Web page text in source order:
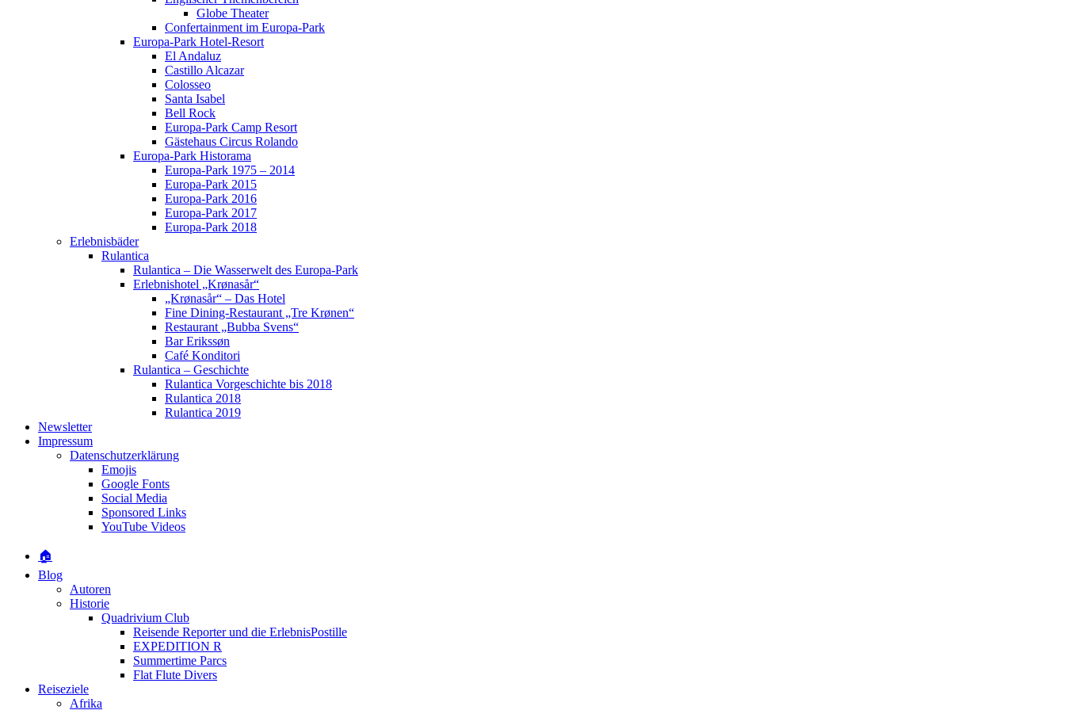
Globe Theater
Confertainment im Europa-Park
Europa-Park Hotel-Resort
El Andaluz
Castillo Alcazar
Colosseo
Santa Isabel
Bell Rock
Europa-Park Camp Resort
Gästehaus Circus Rolando
Europa-Park Historama
Europa-Park 1975 – 2014
Europa-Park 2015
Europa-Park 2016
Europa-Park 2017
Europa-Park 2018
Erlebnisbäder
Rulantica
Rulantica – Die Wasserwelt des Europa-Park
Erlebnishotel „Krønasår“
„Krønasår“ – Das Hotel
Fine Dining-Restaurant „Tre Krønen“
Restaurant „Bubba Svens“
Bar Erikssøn
Café Konditori
Rulantica – Geschichte
Rulantica Vorgeschichte bis 2018
Rulantica 2018
Rulantica 2019
Newsletter
Impressum
Datenschutzerklärung
Emojis
Google Fonts
Social Media
Sponsored Links
YouTube Videos
🏠
Blog
Autoren
Historie
Quadrivium Club
Reisende Reporter und die ErlebnisPostille
EXPEDITION R
Summertime Parcs
Flat Flute Divers
Reiseziele
Afrika